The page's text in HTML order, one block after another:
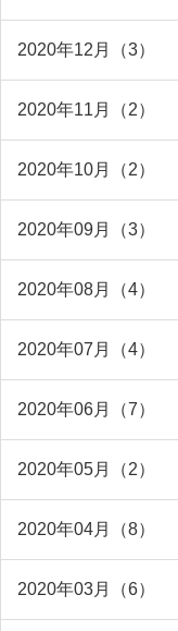
2020年12月（3）
2020年11月（2）
2020年10月（2）
2020年09月（3）
2020年08月（4）
2020年07月（4）
2020年06月（7）
2020年05月（2）
2020年04月（8）
2020年03月（6）